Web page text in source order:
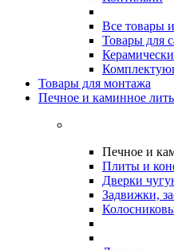
Все товары
Товары для
Товары для монтажа
Печное и каминное
Печное и
Плиты и
Дверки
Задвижки,